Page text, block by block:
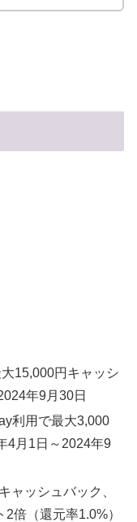
15,000円キャッシ
年9月30日
利用で最大3,000
4月1日～2024年9
ャッシュバック、
倍（還元率1.0%）